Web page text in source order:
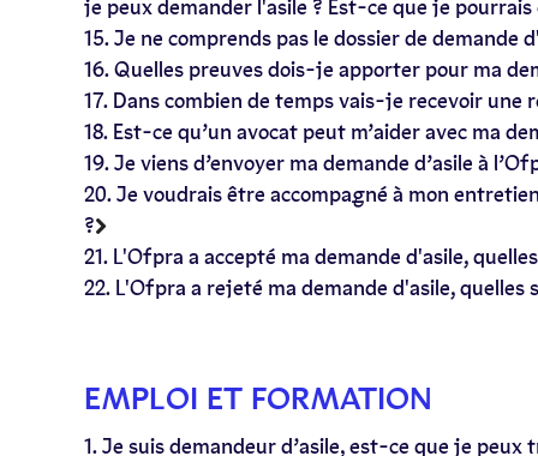
je peux demander l'asile ? Est-ce que je
15. Je ne comprends pas le dossier de
16. Quelles preuves dois-je apporter pour ma
17. Dans combien de temps vais-je recevoir une
18. Est-ce qu’un avocat peut m’aider avec ma
19. Je viens d’envoyer ma demande d’asile à
20. Je voudrais être accompagné à mon
?
21. L'Ofpra a accepté ma demande d'asile,
22. L'Ofpra a rejeté ma demande d'asile, quelles
EMPLOI ET FORMATION
1. Je suis demandeur d’asile, est-ce que je peux